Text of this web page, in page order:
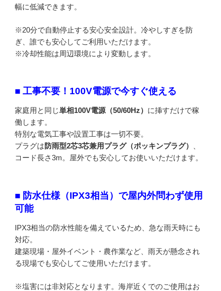
幅に低減できます。
※20分で自動停止する安心安全設計。冷やしすぎを防
ぎ、誰でも安心してご利用いただけます。
※冷却性能は周辺環境により変動します。
■ 工事不要！100V電源で今すぐ使える
家庭用と同じ単相100V電源（50/60Hz） に挿すだけで稼
働します。
特別な電気工事や設置工事は一切不要。
プラグは防雨型2芯3芯兼用プラグ（ポッキンプラグ）
、
コード長さ3m。屋外でも安心してお使いいただけます。
■ 防水仕様（IPX3相当）で屋内外問わず使用
可能
IPX3相当の防水性能を備えているため、急な雨天時にも
対応。
建築現場・屋外イベント・農作業など、雨天が懸念され
る現場でも安心してご使用いただけます。
※塩害には非対応となります。海岸近くでのご使用はお